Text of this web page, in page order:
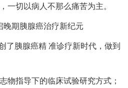
一切以病人不那么痛苦为主。
晚期胰腺癌治疗新纪元
了胰腺癌精 准诊疗新时代，做到
物指导下的临床试验研究方式；